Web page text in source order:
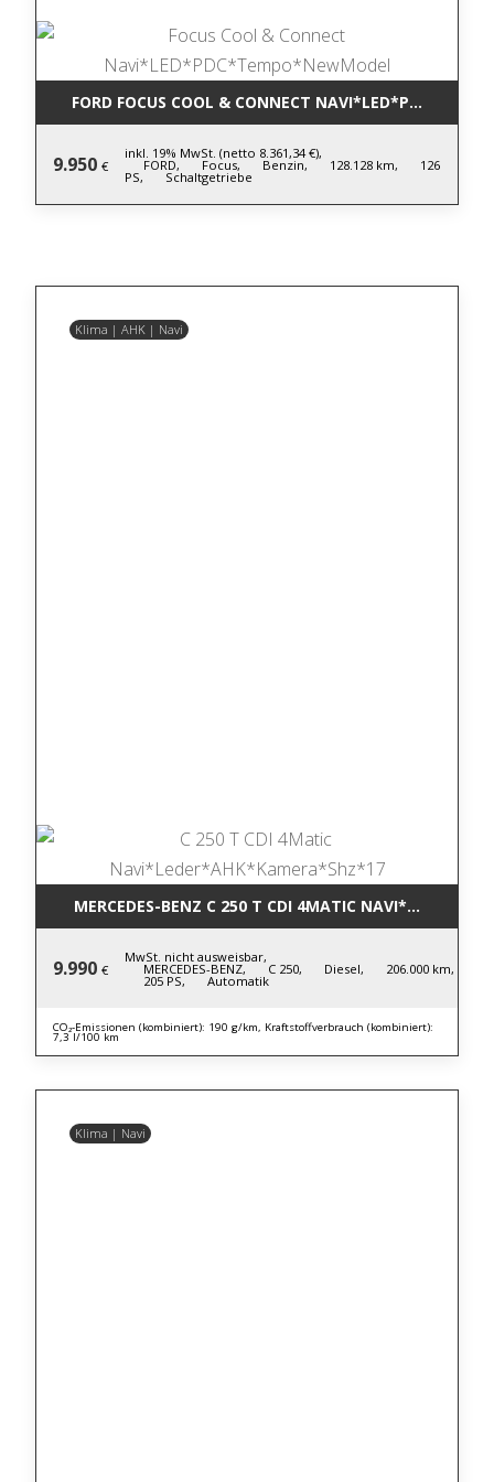
FORD FOCUS COOL & CONNECT
9.950 €
inkl. 19% MwSt. (netto 8.361,34 €),
FORD, Focus, Benzin, 128.128 km, 126
PS, Schaltgetriebe
Klima | AHK | Navi
MERCEDES-BENZ C 250 T CDI 4MATIC
9.990 €
MwSt. nicht ausweisbar,
MERCEDES-BENZ, C 250, Diesel, 206.000 km,
205 PS, Automatik
CO₂-Emissionen (kombiniert): 190 g/km, Kraftstoffverbrauch (kombiniert):
7,3 l/100 km
Klima | Navi